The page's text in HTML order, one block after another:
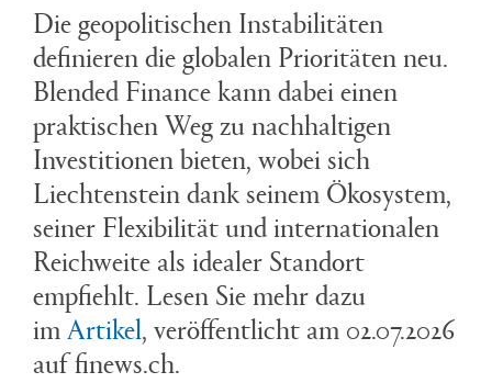
Die geopolitischen Instabilitäten
definieren die globalen Prioritäten neu.
Blended Finance kann dabei einen
praktischen Weg zu nachhaltigen
Investitionen bieten, wobei sich
Liechtenstein dank seinem Ökosystem,
seiner Flexibilität und internationalen
Reichweite als idealer Standort
empfiehlt. Lesen Sie mehr dazu
imArtikel, veröffentlicht am 02.07.2026
auf finews.ch.